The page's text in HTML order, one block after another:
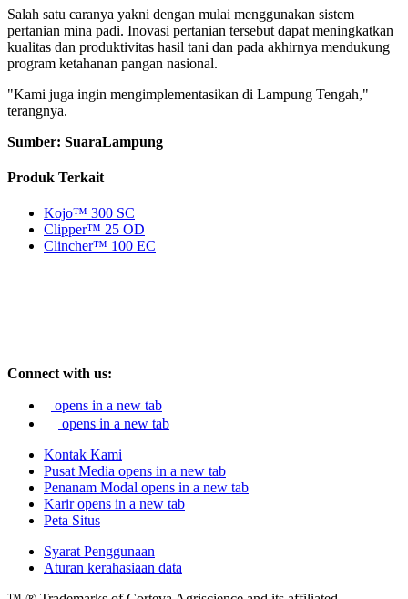
Salah satu caranya yakni dengan mulai menggunakan sistem
pertanian mina padi. Inovasi pertanian tersebut dapat meningkatkan
kualitas dan produktivitas hasil tani dan pada akhirnya mendukung
program ketahanan pangan nasional.
"Kami juga ingin mengimplementasikan di Lampung Tengah,"
terangnya.
Sumber: SuaraLampung
Produk Terkait
Kojo™ 300 SC
Clipper™ 25 OD
Clincher™ 100 EC
Connect with us:
opens in a new tab
opens in a new tab
Kontak Kami
Pusat Media opens in a new tab
Penanam Modal opens in a new tab
Karir opens in a new tab
Peta Situs
Syarat Penggunaan
Aturan kerahasiaan data